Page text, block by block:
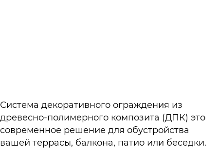
Система декоративного ограждения из
древесно-полимерного композита (ДПК) это
современное решение для обустройства
вашей террасы, балкона, патио или беседки.